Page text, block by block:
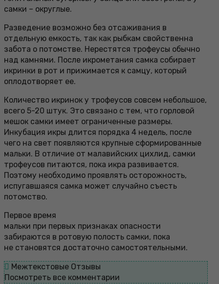
самки – округлые.
Разведение возможно без отсаживания в
отдельную емкость, так как рыбкам свойственна
забота о потомстве. Нерестятся трофеусы обычно
над камнями. После икрометания самка собирает
икринки в рот и прижимается к самцу, который
оплодотворяет ее.
Количество икринок у трофеусов совсем небольшое,
всего 5-20 штук. Это связано с тем, что горловой
мешок самки имеет ограниченные размеры.
Инкубация икры длится порядка 4 недель, после
чего на свет появляются крупные сформированные
мальки. В отличие от малавийских цихлид, самки
трофеусов питаются, пока икра развивается.
Поэтому необходимо проявлять осторожность,
испугавшаяся самка может случайно съесть
потомство.
Первое время
мальки при первых признаках опасности
забираются в ротовую полость самки, пока
не становятся достаточно самостоятельными.
Межтекстовые Отзывы
Посмотреть все комментарии